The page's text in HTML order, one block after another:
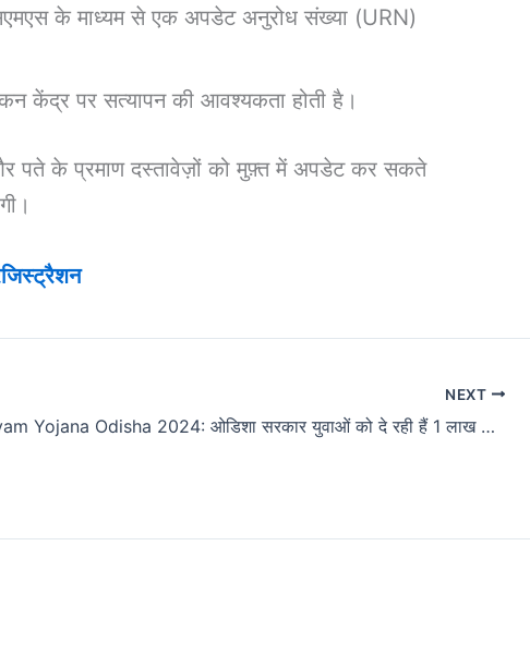
के माध्यम से एक अपडेट अनुरोध संख्या (URN)
केंद्र पर सत्यापन की आवश्यकता होती है।
पते के प्रमाण दस्तावेज़ों को मुफ़्त में अपडेट कर सकते
NEXT
Swayam Yojana Odisha 2024: ओडिशा सरकार युवाओं को दे रही हैं 1 लाख रुपये का व्याज मुक्त लोन!